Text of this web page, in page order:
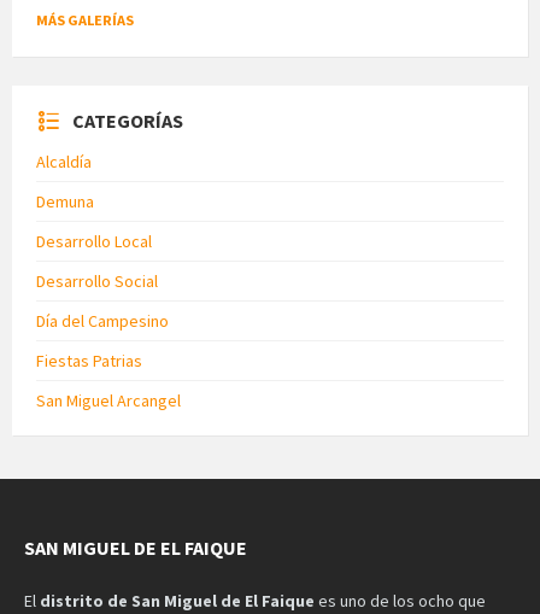
MÁS GALERÍAS
CATEGORÍAS
Alcaldía
Demuna
Desarrollo Local
Desarrollo Social
Día del Campesino
Fiestas Patrias
San Miguel Arcangel
SAN MIGUEL DE EL FAIQUE
El distrito de San Miguel de El Faique es uno de los ocho que